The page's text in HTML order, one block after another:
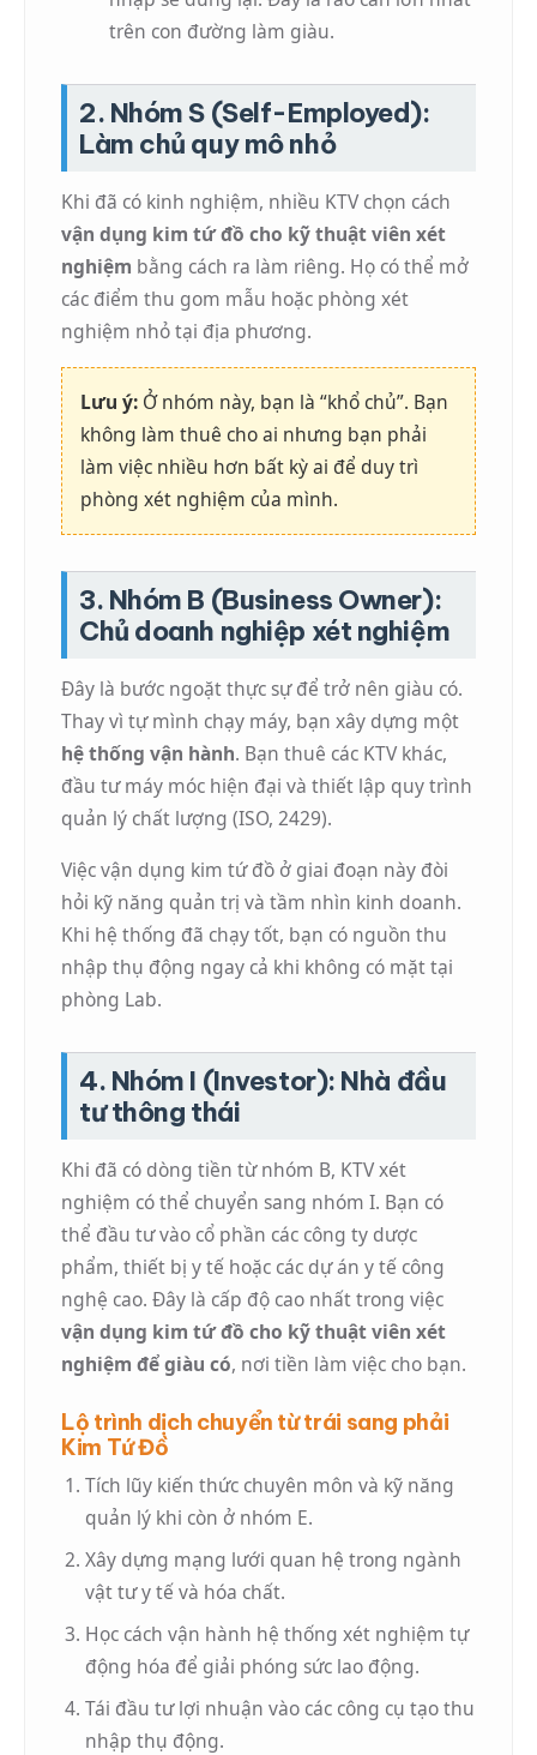
trên con đường làm giàu.
2. Nhóm S (Self-Employed):
Làm chủ quy mô nhỏ
Khi đã có kinh nghiệm, nhiều KTV chọn cách
vận dụng kim tứ đồ cho kỹ thuật viên xét
nghiệm bằng cách ra làm riêng. Họ có thể mở
các điểm thu gom mẫu hoặc phòng xét
nghiệm nhỏ tại địa phương.
Lưu ý: Ở nhóm này, bạn là “khổ chủ”. Bạn
không làm thuê cho ai nhưng bạn phải
làm việc nhiều hơn bất kỳ ai để duy trì
phòng xét nghiệm của mình.
3. Nhóm B (Business Owner):
Chủ doanh nghiệp xét nghiệm
Đây là bước ngoặt thực sự để trở nên giàu có.
Thay vì tự mình chạy máy, bạn xây dựng một
hệ thống vận hành. Bạn thuê các KTV khác,
đầu tư máy móc hiện đại và thiết lập quy trình
quản lý chất lượng (ISO, 2429).
Việc vận dụng kim tứ đồ ở giai đoạn này đòi
hỏi kỹ năng quản trị và tầm nhìn kinh doanh.
Khi hệ thống đã chạy tốt, bạn có nguồn thu
nhập thụ động ngay cả khi không có mặt tại
phòng Lab.
4. Nhóm I (Investor): Nhà đầu
tư thông thái
Khi đã có dòng tiền từ nhóm B, KTV xét
nghiệm có thể chuyển sang nhóm I. Bạn có
thể đầu tư vào cổ phần các công ty dược
phẩm, thiết bị y tế hoặc các dự án y tế công
nghệ cao. Đây là cấp độ cao nhất trong việc
vận dụng kim tứ đồ cho kỹ thuật viên xét
nghiệm để giàu có, nơi tiền làm việc cho bạn.
Lộ trình dịch chuyển từ trái sang phải
Kim Tứ Đồ
Tích lũy kiến thức chuyên môn và kỹ năng
quản lý khi còn ở nhóm E.
Xây dựng mạng lưới quan hệ trong ngành
vật tư y tế và hóa chất.
Học cách vận hành hệ thống xét nghiệm tự
động hóa để giải phóng sức lao động.
Tái đầu tư lợi nhuận vào các công cụ tạo thu
nhập thụ động.